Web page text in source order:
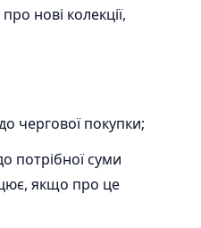
нові колекції,
чергової покупки;
потрібної суми
якщо про це